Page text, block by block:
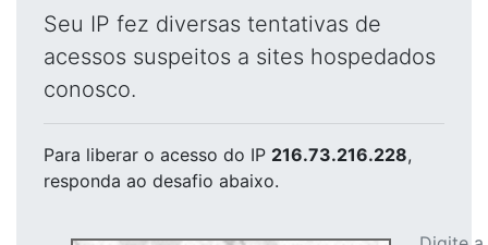
Seu IP fez diversas tentativas de
acessos suspeitos a sites hospedados
conosco.
Para liberar o acesso do IP 216.73.216.228,
responda ao desafio abaixo.